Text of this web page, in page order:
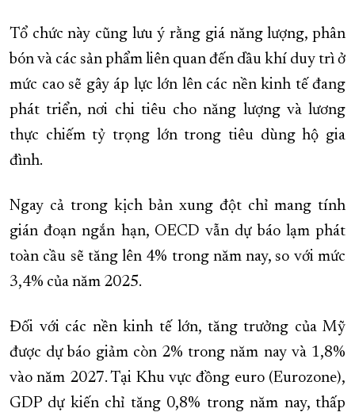
Tổ chức này cũng lưu ý rằng giá năng lượng, phân
bón và các sản phẩm liên quan đến dầu khí duy trì ở
mức cao sẽ gây áp lực lớn lên các nền kinh tế đang
phát triển, nơi chi tiêu cho năng lượng và lương
thực chiếm tỷ trọng lớn trong tiêu dùng hộ gia
đình.
Ngay cả trong kịch bản xung đột chỉ mang tính
gián đoạn ngắn hạn, OECD vẫn dự báo lạm phát
toàn cầu sẽ tăng lên 4% trong năm nay, so với mức
3,4% của năm 2025.
Đối với các nền kinh tế lớn, tăng trưởng của Mỹ
được dự báo giảm còn 2% trong năm nay và 1,8%
vào năm 2027. Tại Khu vực đồng euro (Eurozone),
GDP dự kiến chỉ tăng 0,8% trong năm nay, thấp